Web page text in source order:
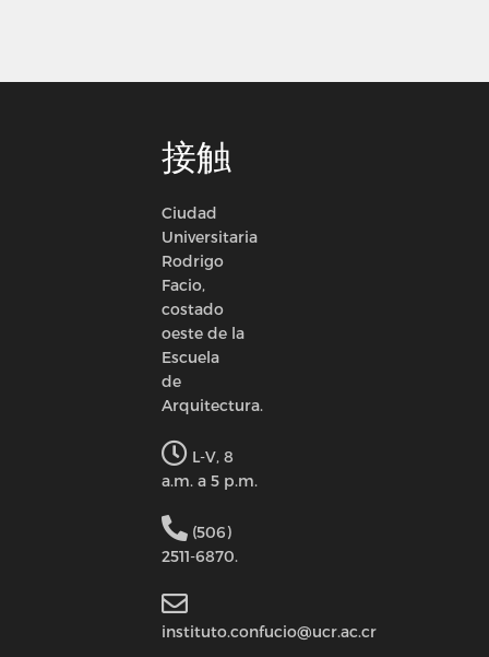
接触
Ciudad
Universitaria
Rodrigo
Facio,
costado
oeste de la
Escuela
de
Arquitectura.
L-V, 8
a.m. a 5 p.m.
(506)
2511-6870.
instituto.confucio@ucr.ac.cr